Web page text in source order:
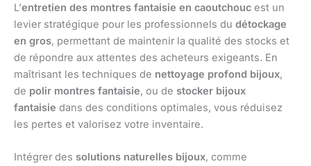
L’entretien des montres fantaisie en caoutchouc est un
levier stratégique pour les professionnels du détockage
en gros, permettant de maintenir la qualité des stocks et
de répondre aux attentes des acheteurs exigeants. En
maîtrisant les techniques de nettoyage profond bijoux,
de polir montres fantaisie, ou de stocker bijoux
fantaisie dans des conditions optimales, vous réduisez
les pertes et valorisez votre inventaire.
Intégrer des solutions naturelles bijoux, comme